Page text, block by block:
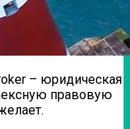
– юридическая
правовую